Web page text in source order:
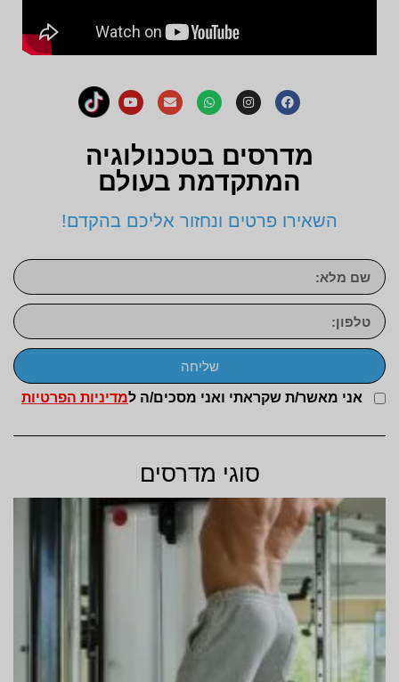
מדרסים בטכנולוגיה
המתקדמת בעולם
השאירו פרטים ונחזור אליכם בהקדם!
אני מאשר/ת שקראתי ואני מסכים/ה למדיניות הפרטיות
שליחה
סוגי מדרסים